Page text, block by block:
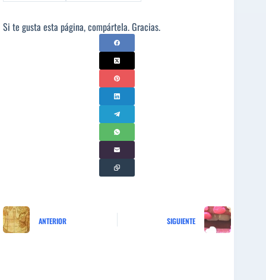
Si te gusta esta página, compártela. Gracias.
ANTERIOR SIGUIENTE